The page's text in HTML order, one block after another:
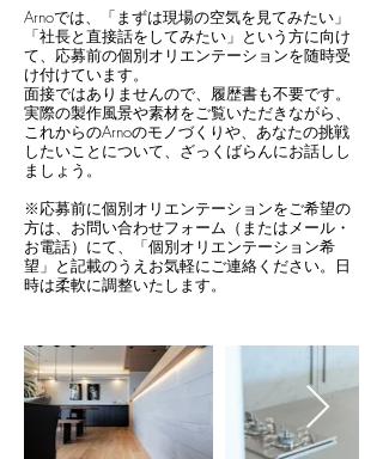
Arnoでは、「まずは現場の空気を見てみたい」
「社長と直接話をしてみたい」という方に向け
て、応募前の個別オリエンテーションを随時受
け付けています。
面接ではありませんので、履歴書も不要です。
実際の製作風景や素材をご覧いただきながら、
これからのArnoのモノづくりや、あなたの挑戦
したいことについて、ざっくばらんにお話しし
ましょう。
※応募前に個別オリエンテーションをご希望の
方は、お問い合わせフォーム（またはメール・
お電話）にて、「個別オリエンテーション希
望」と記載のうえお気軽にご連絡ください。日
時は柔軟に調整いたします。